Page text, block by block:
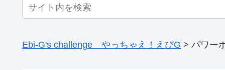
Ebi-G's challenge やっちゃえ！えびG > パワー